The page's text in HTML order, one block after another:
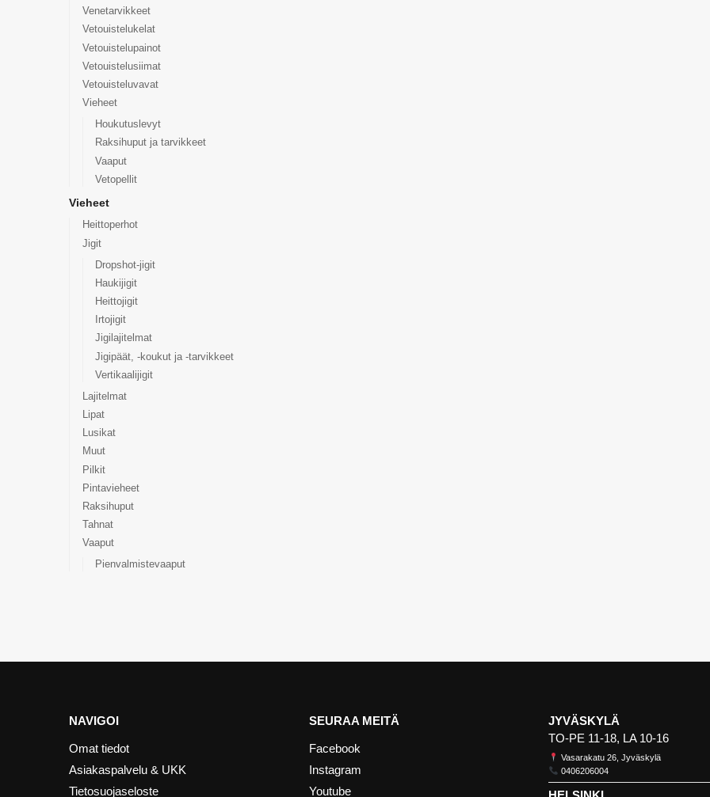
Venetarvikkeet
Vetouistelukelat
Vetouistelupainot
Vetouistelusiimat
Vetouisteluvavat
Vieheet
Houkutuslevyt
Raksihuput ja tarvikkeet
Vaaput
Vetopellit
Vieheet
Heittoperhot
Jigit
Dropshot-jigit
Haukijigit
Heittojigit
Irtojigit
Jigilajitelmat
Jigipäät, -koukut ja -tarvikkeet
Vertikaalijigit
Lajitelmat
Lipat
Lusikat
Muut
Pilkit
Pintavieheet
Raksihuput
Tahnat
Vaaput
Pienvalmistevaaput
NAVIGOI
Omat tiedot
Asiakaspalvelu & UKK
Tietosuojaseloste
SEURAA MEITÄ
Facebook
Instagram
Youtube
JYVÄSKYLÄ
TO-PE 11-18, LA 10-16
Vasarakatu 26, Jyväskylä
0406206004